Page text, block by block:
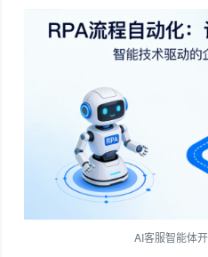
AI客服智能体